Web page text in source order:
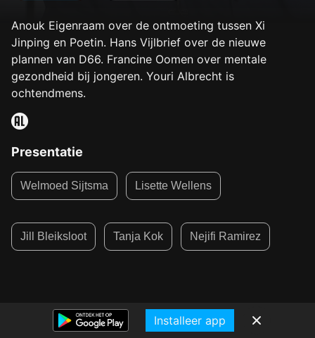
Anouk Eigenraam over de ontmoeting tussen Xi
Jinping en Poetin. Hans Vijlbrief over de nieuwe
plannen van D66. Francine Oomen over mentale
gezondheid bij jongeren. Youri Albrecht is
ochtendmens.
Presentatie
Welmoed Sijtsma Lisette Wellens
Jill Bleiksloot Tanja Kok Nejifi Ramirez
Installeer app